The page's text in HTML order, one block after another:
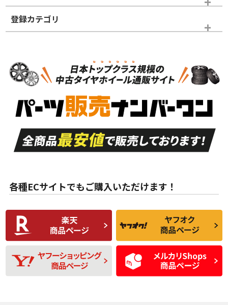
ホイールランク
S
品）
S
新車外し品（新古
付き
A
走行距離も少なく、
目立つ傷もほとんど
ない中古品
A
走行距離も少なく、
非常に状態の良い中
古品
な中古品
んどない中古品
C
比較的きれいな中古
品
C
られるが、使用に問
題のない中古品
D
使用感や目立つ傷が
あり、一般的な中古
品
D
残り溝も少なく、偏
磨耗がみられ、短期
間使用できるくらい
の中古品
登録カテゴリ
スタッドレスタイヤホイールセット
各種ECサイトでもご購入いただけます！